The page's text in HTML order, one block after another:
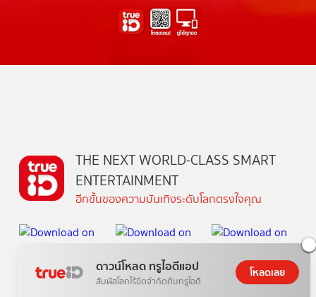
ดาวน์โหลด ทรูไอดีแอป
สัมผัสโลกไร้ขีดจำกัดกับทรูไอดี
โหลดเลย
THE NEXT WORLD-CLASS SMART
ENTERTAINMENT
อีกขั้นของความบันเทิงระดับโลกตรงใจคุณ